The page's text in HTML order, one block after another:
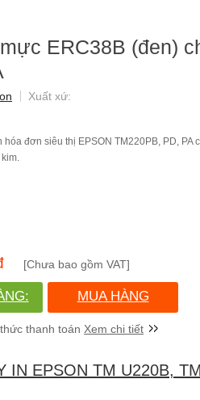
ERC38B (đen)
hóa đơn siêu thị EPSON TM220PB, PD,
[Chưa bao gồm VAT]
MUA HÀNG
Xem chi tiết
IN EPSON TM U220B,